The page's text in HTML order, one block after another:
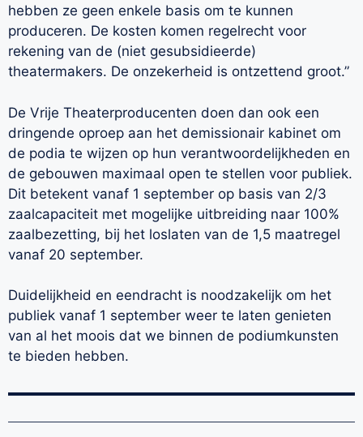
hebben ze geen enkele basis om te kunnen
produceren. De kosten komen regelrecht voor
rekening van de (niet gesubsidieerde)
theatermakers. De onzekerheid is ontzettend groot.”
De Vrije Theaterproducenten doen dan ook een
dringende oproep aan het demissionair kabinet om
de podia te wijzen op hun verantwoordelijkheden en
de gebouwen maximaal open te stellen voor publiek.
Dit betekent vanaf 1 september op basis van 2/3
zaalcapaciteit met mogelijke uitbreiding naar 100%
zaalbezetting, bij het loslaten van de 1,5 maatregel
vanaf 20 september.
Duidelijkheid en eendracht is noodzakelijk om het
publiek vanaf 1 september weer te laten genieten
van al het moois dat we binnen de podiumkunsten
te bieden hebben.